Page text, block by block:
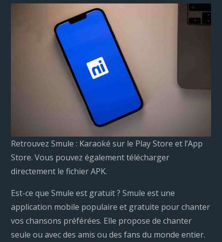
Retrouvez Smule : Karaoké sur le Play Store et l’App
Store. Vous pouvez également télécharger
directement le fichier APK.
Est-ce que Smule est gratuit ? Smule est une
application mobile populaire et gratuite pour chanter
vos chansons préférées. Elle propose de chanter
seule ou avec des amis ou des fans du monde entier.